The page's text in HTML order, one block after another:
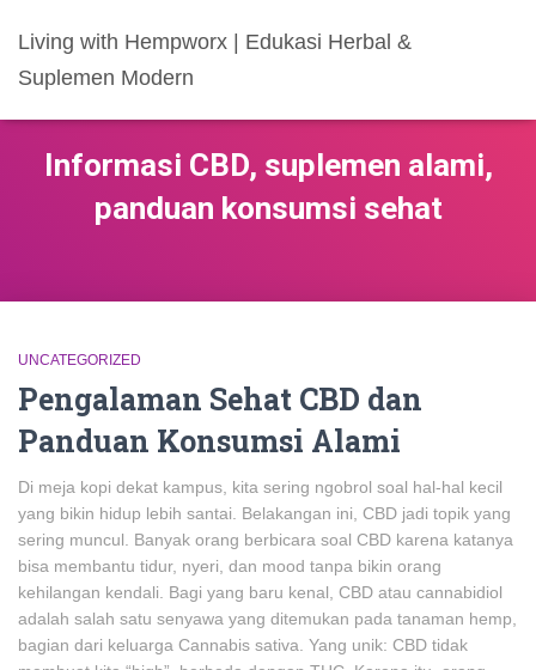
Living with Hempworx | Edukasi Herbal &
Suplemen Modern
Informasi CBD, suplemen alami,
panduan konsumsi sehat
UNCATEGORIZED
Pengalaman Sehat CBD dan
Panduan Konsumsi Alami
Di meja kopi dekat kampus, kita sering ngobrol soal hal-hal kecil
yang bikin hidup lebih santai. Belakangan ini, CBD jadi topik yang
sering muncul. Banyak orang berbicara soal CBD karena katanya
bisa membantu tidur, nyeri, dan mood tanpa bikin orang
kehilangan kendali. Bagi yang baru kenal, CBD atau cannabidiol
adalah salah satu senyawa yang ditemukan pada tanaman hemp,
bagian dari keluarga Cannabis sativa. Yang unik: CBD tidak